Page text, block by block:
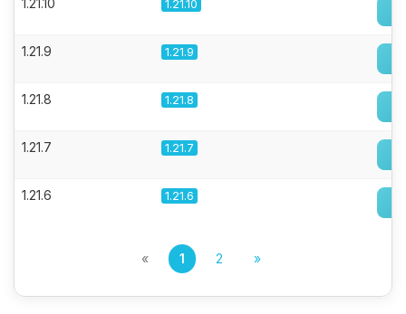
1.21.10 1.21.10
1.21.9 1.21.9
1.21.8 1.21.8
1.21.7 1.21.7
1.21.6 1.21.6
« 1 2 »